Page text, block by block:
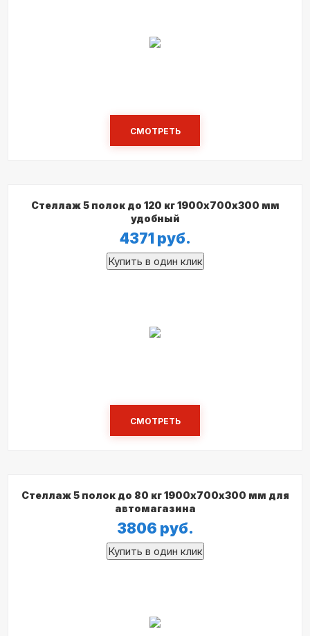
СМОТРЕТЬ
Стеллаж 5 полок до 120 кг 1900х700х300 мм
удобный
4371руб.
СМОТРЕТЬ
Стеллаж 5 полок до 80 кг 1900х700х300 мм для
автомагазина
3806 руб.